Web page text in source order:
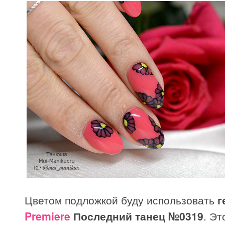
Цветом подложкой буду использовать
Premiere Последний танец №0319.